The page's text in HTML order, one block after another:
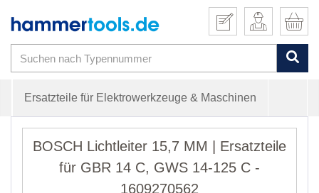
Ersatzteile für Elektrowerkzeuge & Maschinen
BOSCH Lichtleiter 15,7 MM | Ersatzteile
für GBR 14 C, GWS 14-125 C -
1609270562